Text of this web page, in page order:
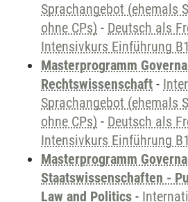
Sprachangebot (ehemals
ohne CPs) - Deutsch als
Intensivkurs Einführung B1
Masterprogramm
Rechtswissenschaft -
Sprachangebot (ehemals
ohne CPs) - Deutsch als
Intensivkurs Einführung B1
Masterprogramm
Staatswissenschaften -
Law and Politics -